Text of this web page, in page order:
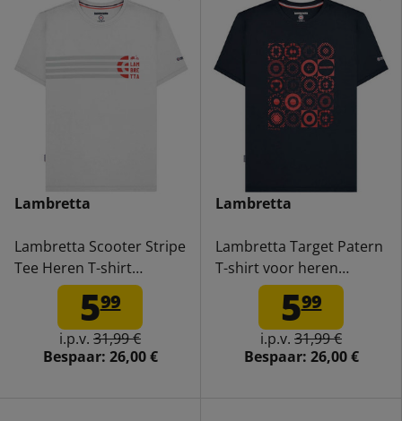
Lambretta
Lambretta Scooter Stripe
Tee Heren T-shirt
SS4005-WHT
599
i.p.v. 31,99 €
Bespaar: 26,00 €
Lambretta
Lambretta Target Patern
T-shirt voor heren
SS4003-NAVY
599
i.p.v. 31,99 €
Bespaar: 26,00 €